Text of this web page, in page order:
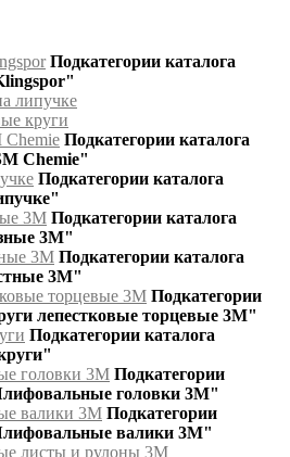
Подкатегории каталога
липучке
круги
Chemie Подкатегории каталога
Chemie"
Подкатегории каталога
3М Подкатегории каталога
3М"
3М Подкатегории каталога
3М"
торцевые 3М Подкатегории
лепестковые торцевые 3М"
Подкатегории каталога
головки 3М Подкатегории
головки 3М"
валики 3М Подкатегории
валики 3М"
листы и рулоны 3М